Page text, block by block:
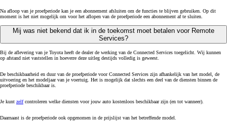
Na afloop van je proefperiode kan je een abonnement afsluiten om de functies te blijven gebruiken. Op dit
moment is het niet mogelijk om voor het aflopen van de proefperiode een abonnement af te sluiten.
Mij was niet bekend dat ik in de toekomst moet betalen voor Remote
Services?
Bij de aflevering van je Toyota heeft de dealer de werking van de Connected Services toegelicht. Wij kunnen
op afstand niet vaststellen in hoeverre deze uitleg destijds volledig is geweest.
De beschikbaarheid en duur van de proefperiode voor Connected Services zijn afhankelijk van het model, de
uitvoering en het modeljaar van je voertuig. Het is mogelijk dat slechts een deel van de diensten binnen de
proefperiode beschikbaar is.
Je kunt zelfcontroleren welke diensten voor jouw auto kostenloos beschikbaar zijn (en tot wanneer).
Daarnaast is de proefperiode ook opgenomen in de prijslijst van het betreffende model.